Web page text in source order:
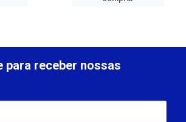
para receber nossas